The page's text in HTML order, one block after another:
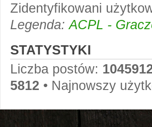
Zidentyfikowani
Legenda:ACPL -
STATYSTYKI
Liczba postów:
5812 • Najnowszy